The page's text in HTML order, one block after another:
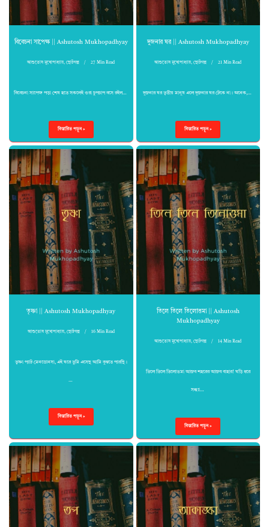
বিবেচনা সাপেক্ষ || Ashutosh Mukhopadhyay
আশুতোষ মুখোপাধ্যায়,ছোটগল্প 27 Min Read
বিবেচনা সাপেক্ষ পড়া শেষ হতে সকলেই ওরা চুপচাপ বসে রইল…
বিস্তারিত পড়ুন »
দুজনার ঘর || Ashutosh Mukhopadhyay
আশুতোষ মুখোপাধ্যায়,ছোটগল্প 21 Min Read
দুজনার ঘর তৃতীয় মানুষ এলে দুজনার ঘর টেকে না। অনেক,…
বিস্তারিত পড়ুন »
তৃষ্ণা || Ashutosh Mukhopadhyay
আশুতোষ মুখোপাধ্যায়, ছোটগল্প 16 Min Read
তৃষ্ণা প্যাট মেনডোনসা, এই ঘরে তুমি এসেছ আমি বুঝতে পারছি।
…
বিস্তারিত পড়ুন »
তিলে তিলে তিলোত্তমা || Ashutosh
Mukhopadhyay
আশুতোষ মুখোপাধ্যায়,ছোটগল্প 14 Min Read
তিলে তিলে তিলোত্তমা আজব শহরের আজব বাহার! ঘড়ি ধরে
সন্ধ্যা…
বিস্তারিত পড়ুন »